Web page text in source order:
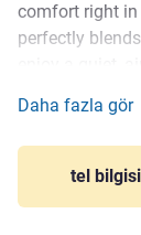
comfort right in
perfectly
Sheffield train
and a short
guests looking
Daha fazla gör
tel bilgisi